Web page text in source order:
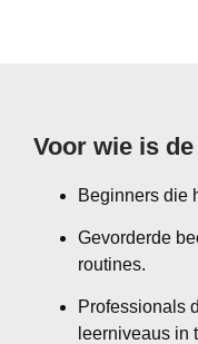
Voor wie is
Beginners die
Gevorderde
routines.
Professionals
leerniveaus in